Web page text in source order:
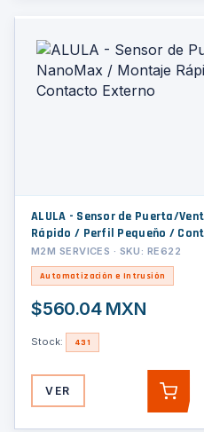
ALULA - Sensor de Puerta/
Rápido / Perfil Pequeño /
M2M SERVICES · SKU: RE622
Automatización e Intrusión
$560.04 MXN
Stock: 431
VER